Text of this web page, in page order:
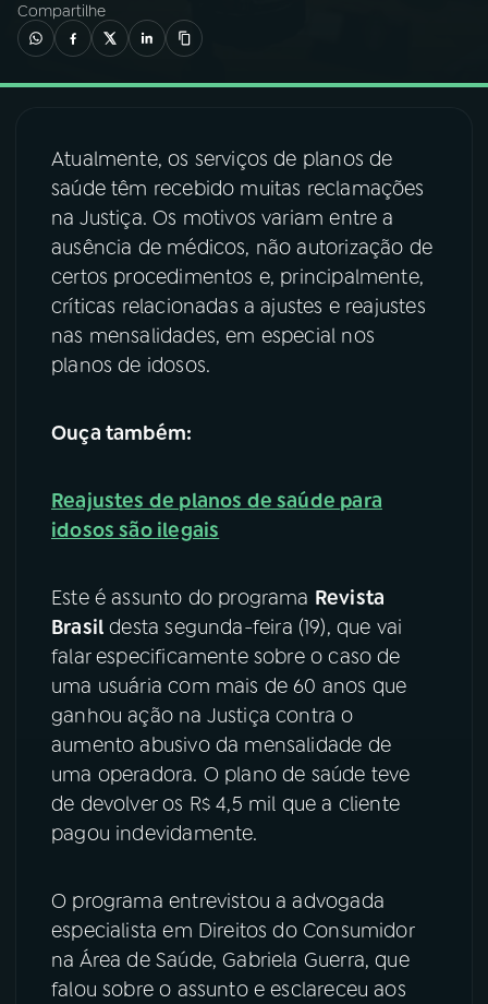
02A RÁDIO
03PROGRAMAÇÃO
04PROGRAMAS
PODCASTS
06VIDEOCASTS
08FESTIVAL DE MÚSICA
ACOMPANHE A RÁDIO NACIONAL
Instagram X
TikTok
Compartilhe
Atualmente, os serviços de planos de
saúde têm recebido muitas reclamações
na Justiça. Os motivos variam entre a
ausência de médicos, não autorização de
certos procedimentos e, principalmente,
críticas relacionadas a ajustes e reajustes
nas mensalidades, em especial nos
planos de idosos.
Ouça também:
Reajustes de planos de saúde para
idosos são ilegais
Este é assunto do programa Revista
Brasil desta segunda-feira (19), que vai
falar especificamente sobre o caso de
uma usuária com mais de 60 anos que
ganhou ação na Justiça contra o
aumento abusivo da mensalidade de
uma operadora. O plano de saúde teve
de devolver os R$ 4,5 mil que a cliente
pagou indevidamente.
O programa entrevistou a advogada
especialista em Direitos do Consumidor
na Área de Saúde, Gabriela Guerra, que
falou sobre o assunto e esclareceu aos